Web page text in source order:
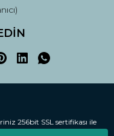
256bit SSL sertifikası ile